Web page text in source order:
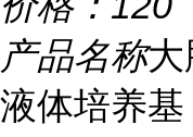
产品名称大
液体培养